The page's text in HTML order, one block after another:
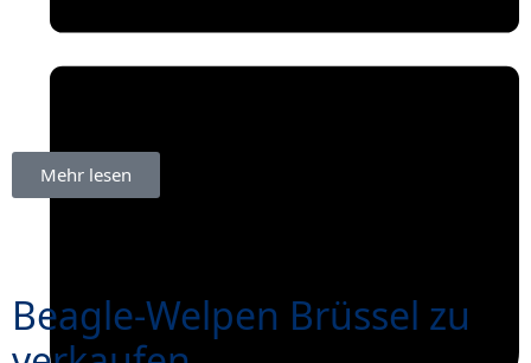
Mehr lesen
Beagle-Welpen Brüssel zu